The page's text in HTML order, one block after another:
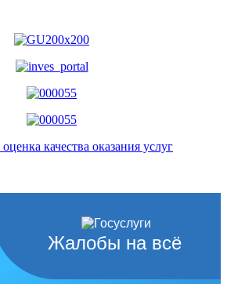
качества оказания услуг
Жалобы на всё